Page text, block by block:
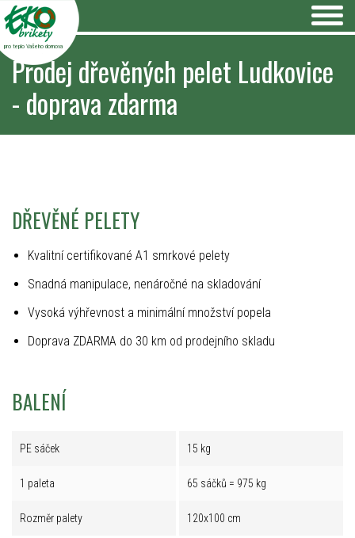
pro teplo Vašeho domova
Prodej dřevěných pelet Ludkovice
- doprava zdarma
DŘEVĚNÉ PELETY
Kvalitní certifikované A1 smrkové pelety
Snadná manipulace, nenáročné na skladování
Vysoká výhřevnost a minimální množství popela
Doprava ZDARMA do 30 km od prodejního skladu
BALENÍ
PE sáček 15 kg
1 paleta 65 sáčků = 975 kg
Rozměr palety 120x100 cm